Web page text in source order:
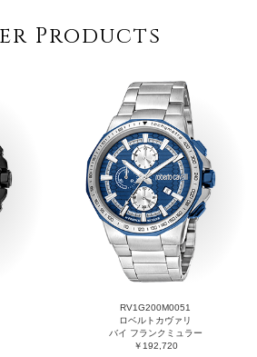
Products
RV1G200M0051
ロベルトカヴァリ
バイ フランクミュラー
￥192,720